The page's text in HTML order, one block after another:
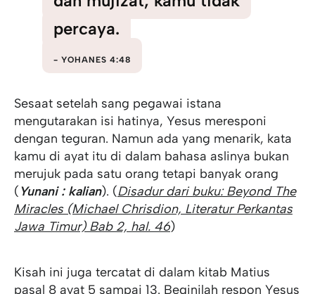
percaya.
YOHANES 4:48
Sesaat setelah sang pegawai istana
mengutarakan isi hatinya, Yesus meresponi
dengan teguran. Namun ada yang menarik, kata
kamu di ayat itu di dalam bahasa aslinya bukan
merujuk pada satu orang tetapi banyak orang
(Yunani : kalian). (Disadur dari buku: Beyond The
Miracles (Michael Chrisdion, Literatur Perkantas
Jawa Timur) Bab 2, hal. 46)
Kisah ini juga tercatat di dalam kitab Matius
pasal 8 ayat 5 sampai 13. Beginilah respon Yesus